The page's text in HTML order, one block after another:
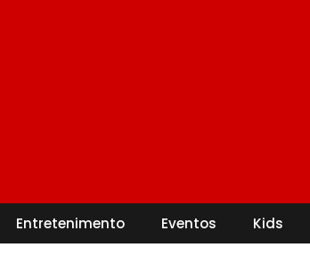
Entretenimento Eventos Kids